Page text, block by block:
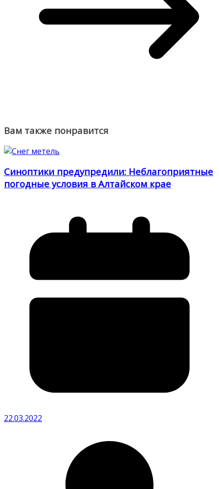
Вам также понравится
Синоптики предупредили: Неблагоприятные
погодные условия в Алтайском крае
22.03.2022